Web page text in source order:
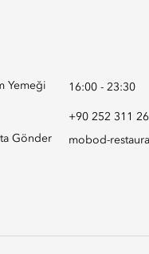
Yemeği 16:00 - 23:30
+90 252 311
Gönder
mobod-